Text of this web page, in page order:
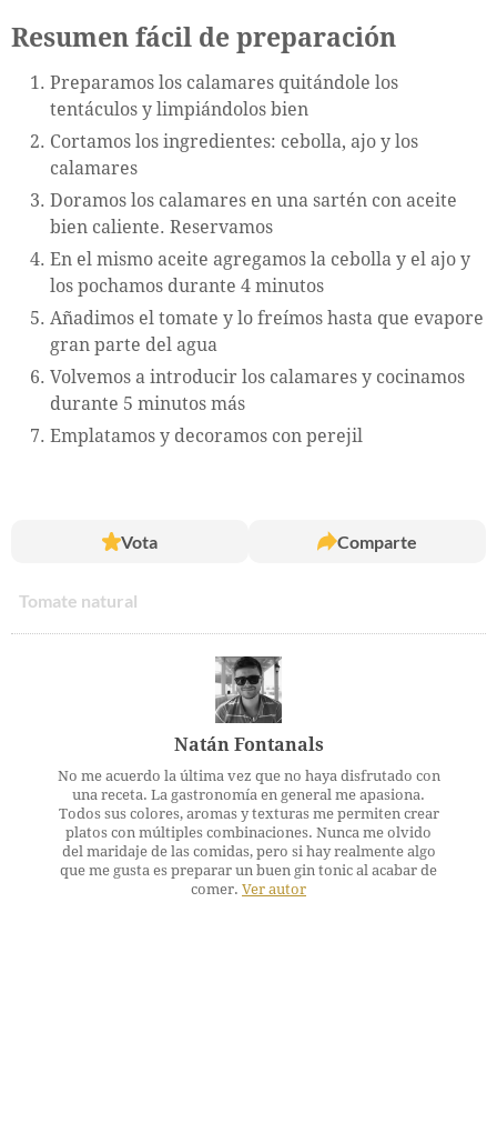
Resumen fácil de preparación
Preparamos los calamares quitándole los
tentáculos y limpiándolos bien
Cortamos los ingredientes: cebolla, ajo y los
calamares
Doramos los calamares en una sartén con aceite
bien caliente. Reservamos
En el mismo aceite agregamos la cebolla y el ajo y
los pochamos durante 4 minutos
Añadimos el tomate y lo freímos hasta que evapore
gran parte del agua
Volvemos a introducir los calamares y cocinamos
durante 5 minutos más
Emplatamos y decoramos con perejil
Vota Comparte
Tomate natural
Natán Fontanals
No me acuerdo la última vez que no haya disfrutado con
una receta. La gastronomía en general me apasiona.
Todos sus colores, aromas y texturas me permiten crear
platos con múltiples combinaciones. Nunca me olvido
del maridaje de las comidas, pero si hay realmente algo
que me gusta es preparar un buen gin tonic al acabar de
comer. Ver autor